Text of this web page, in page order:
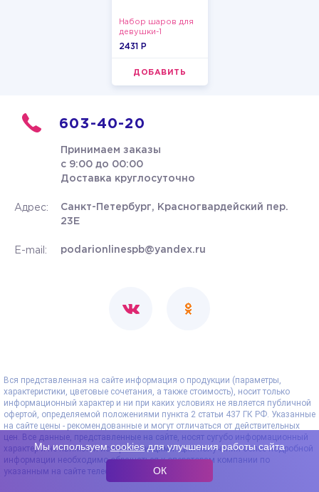
Набор шаров для
девушки-1
2431 P
ДОБАВИТЬ
603-40-20
Принимаем заказы
с 9:00 до 00:00
Доставка круглосуточно
Адрес:
Санкт-Петербург, Красногвардейский пер.
23Е
E-mail: podarionlinespb@yandex.ru
Вся представленная на сайте информация о продукции (параметры,
характеристики, цветовые сочетания, а также стоимость), носит только
информационный характер и ни при каких условиях не является публичной
офертой, определяемой положениями пункта 2 статьи 437 ГК РФ. Указанные
на сайте цены - рекомендованные и могут отличаться от действительных
цен. Все данные, представленные на сайте, носят сугубо информационный
характер и не являются исчерпывающими. Для получения более подробной
информации необходимо обращаться к операторам компании по
указанным на сайте телефонам.
Мы используемcookiesдля улучшения работы сайта
ОК